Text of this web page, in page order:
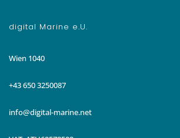
digital Marine e.U.
Wien 1040
+43 650 3250087
info@digital-marine.net